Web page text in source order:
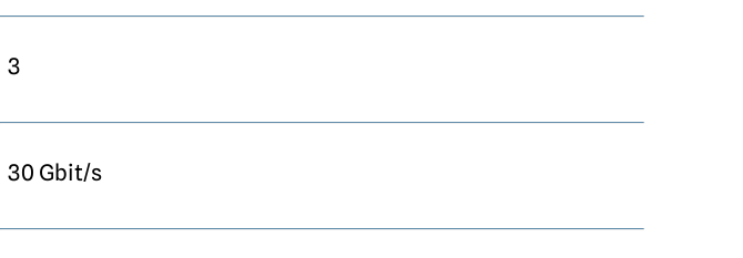
3
30 Gbit/s